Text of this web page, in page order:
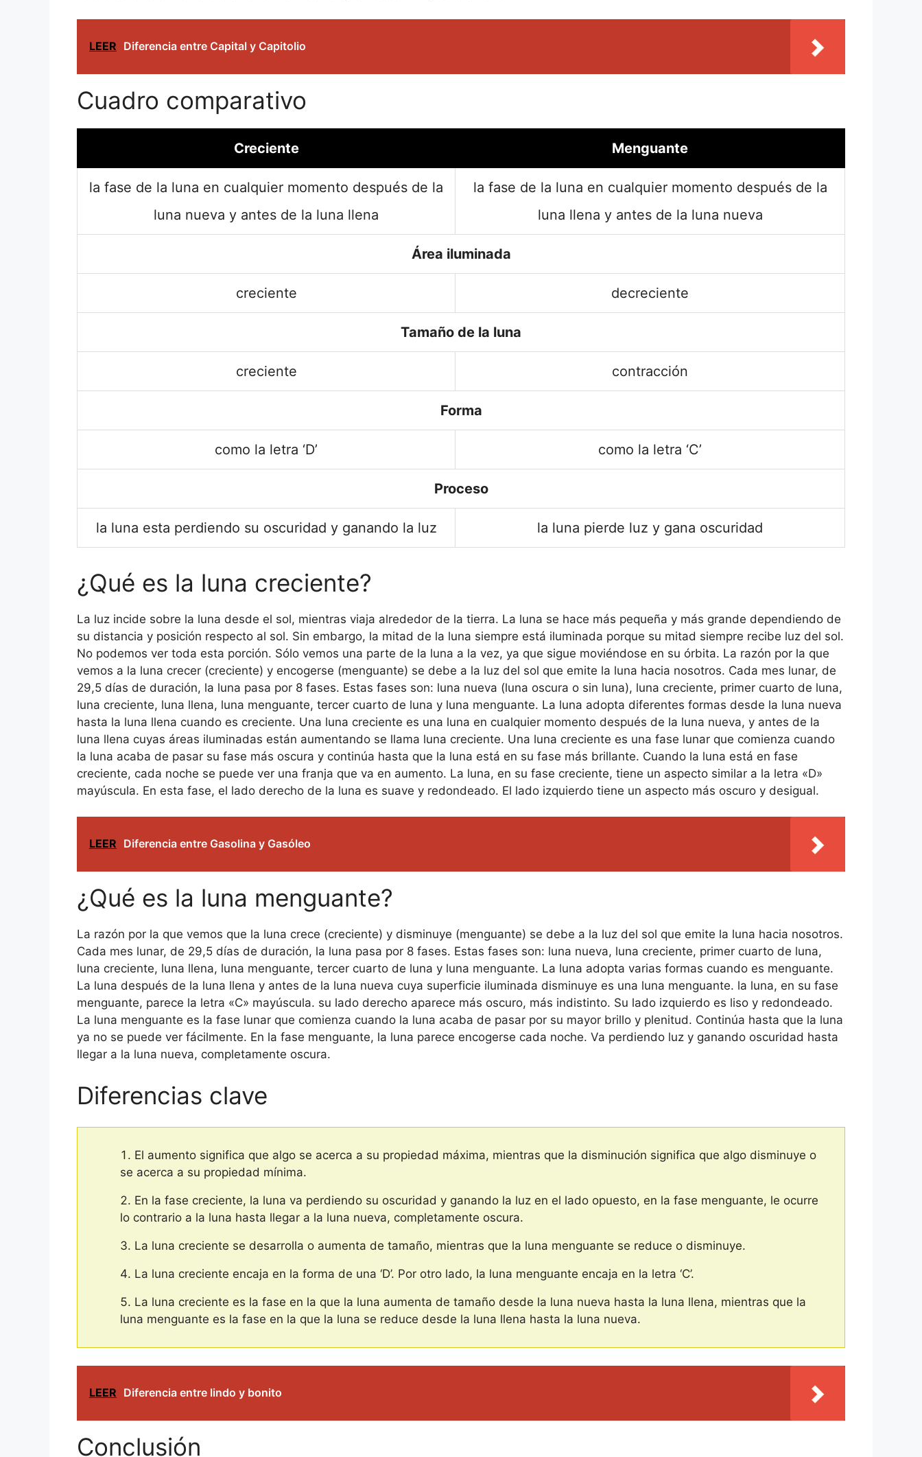
LEER Diferencia entre Capital y Capitolio
Cuadro comparativo
Creciente Menguante
la fase de la luna en cualquier momento después de la
luna nueva y antes de la luna llena
la fase de la luna en cualquier momento después de la
luna llena y antes de la luna nueva
Área iluminada
creciente decreciente
Tamaño de la luna
creciente contracción
Forma
como la letra ‘D’ como la letra ‘C’
Proceso
la luna esta perdiendo su oscuridad y ganando la luz la luna pierde luz y gana oscuridad
¿Qué es la luna creciente?
La luz incide sobre la luna desde el sol, mientras viaja alrededor de la tierra. La luna se hace más pequeña y más grande dependiendo de
su distancia y posición respecto al sol. Sin embargo, la mitad de la luna siempre está iluminada porque su mitad siempre recibe luz del sol.
No podemos ver toda esta porción. Sólo vemos una parte de la luna a la vez, ya que sigue moviéndose en su órbita. La razón por la que
vemos a la luna crecer (creciente) y encogerse (menguante) se debe a la luz del sol que emite la luna hacia nosotros. Cada mes lunar, de
29,5 días de duración, la luna pasa por 8 fases. Estas fases son: luna nueva (luna oscura o sin luna), luna creciente, primer cuarto de luna,
luna creciente, luna llena, luna menguante, tercer cuarto de luna y luna menguante. La luna adopta diferentes formas desde la luna nueva
hasta la luna llena cuando es creciente. Una luna creciente es una luna en cualquier momento después de la luna nueva, y antes de la
luna llena cuyas áreas iluminadas están aumentando se llama luna creciente. Una luna creciente es una fase lunar que comienza cuando
la luna acaba de pasar su fase más oscura y continúa hasta que la luna está en su fase más brillante. Cuando la luna está en fase
creciente, cada noche se puede ver una franja que va en aumento. La luna, en su fase creciente, tiene un aspecto similar a la letra «D»
mayúscula. En esta fase, el lado derecho de la luna es suave y redondeado. El lado izquierdo tiene un aspecto más oscuro y desigual.
LEER Diferencia entre Gasolina y Gasóleo
¿Qué es la luna menguante?
La razón por la que vemos que la luna crece (creciente) y disminuye (menguante) se debe a la luz del sol que emite la luna hacia nosotros.
Cada mes lunar, de 29,5 días de duración, la luna pasa por 8 fases. Estas fases son: luna nueva, luna creciente, primer cuarto de luna,
luna creciente, luna llena, luna menguante, tercer cuarto de luna y luna menguante. La luna adopta varias formas cuando es menguante.
La luna después de la luna llena y antes de la luna nueva cuya superficie iluminada disminuye es una luna menguante. la luna, en su fase
menguante, parece la letra «C» mayúscula. su lado derecho aparece más oscuro, más indistinto. Su lado izquierdo es liso y redondeado.
La luna menguante es la fase lunar que comienza cuando la luna acaba de pasar por su mayor brillo y plenitud. Continúa hasta que la luna
ya no se puede ver fácilmente. En la fase menguante, la luna parece encogerse cada noche. Va perdiendo luz y ganando oscuridad hasta
llegar a la luna nueva, completamente oscura.
Diferencias clave
El aumento significa que algo se acerca a su propiedad máxima, mientras que la disminución significa que algo disminuye o
se acerca a su propiedad mínima.
En la fase creciente, la luna va perdiendo su oscuridad y ganando la luz en el lado opuesto, en la fase menguante, le ocurre
lo contrario a la luna hasta llegar a la luna nueva, completamente oscura.
La luna creciente se desarrolla o aumenta de tamaño, mientras que la luna menguante se reduce o disminuye.
La luna creciente encaja en la forma de una ‘D’. Por otro lado, la luna menguante encaja en la letra ‘C’.
La luna creciente es la fase en la que la luna aumenta de tamaño desde la luna nueva hasta la luna llena, mientras que la
luna menguante es la fase en la que la luna se reduce desde la luna llena hasta la luna nueva.
LEER Diferencia entre lindo y bonito
Conclusión